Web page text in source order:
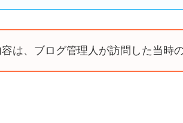
は、ブログ管理人が訪問した当時